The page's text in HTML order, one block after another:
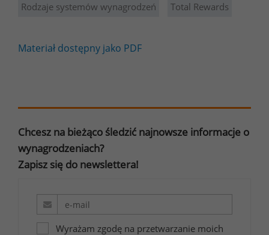
Rodzaje systemów wynagrodzeń Total Rewards
Materiał dostępny jako PDF
Chcesz na bieżąco śledzić najnowsze informacje o
wynagrodzeniach?
Zapisz się do newslettera!
Wyrażam zgodę na przetwarzanie moich